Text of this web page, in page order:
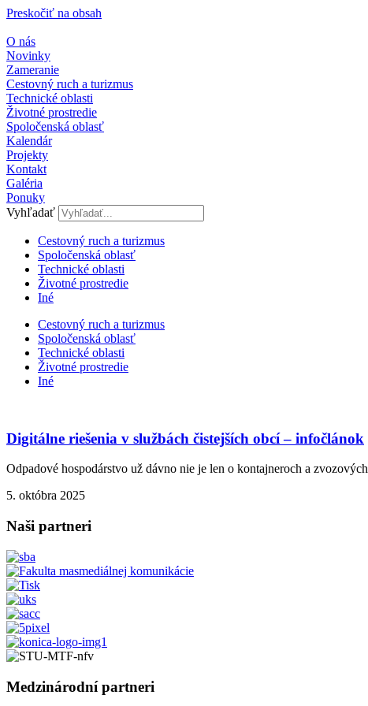
Preskočiť na obsah
O nás
Novinky
Zameranie
Cestovný ruch a turizmus
Technické oblasti
Životné prostredie
Spoločenská oblasť
Kalendár
Projekty
Kontakt
Galéria
Ponuky
Vyhľadať
Cestovný ruch a turizmus​
Spoločenská oblasť
Technické oblasti
Životné prostredie
Iné
Cestovný ruch a turizmus​
Spoločenská oblasť
Technické oblasti
Životné prostredie
Iné
Digitálne riešenia v službách čistejších obcí – infočlánok
Odpadové hospodárstvo už dávno nie je len o kontajneroch a
5. októbra 2025
Naši partneri
Medzinárodní partneri